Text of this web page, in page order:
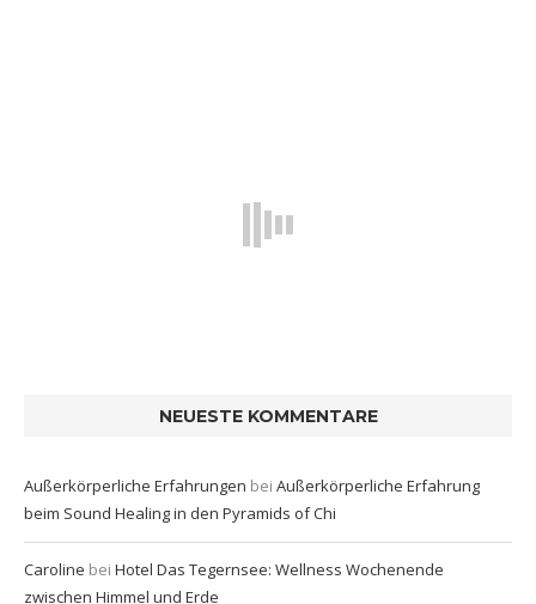
NEUESTE KOMMENTARE
Außerkörperliche Erfahrungen bei Außerkörperliche Erfahrung
beim Sound Healing in den Pyramids of Chi
Caroline bei Hotel Das Tegernsee: Wellness Wochenende
zwischen Himmel und Erde